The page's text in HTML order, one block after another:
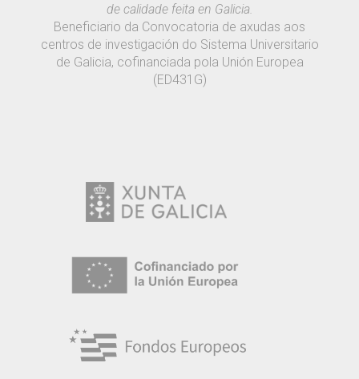
de calidade feita en Galicia.
Beneficiario da Convocatoria de axudas aos
centros de investigación do Sistema Universitario
de Galicia, cofinanciada pola Unión Europea
(ED431G)